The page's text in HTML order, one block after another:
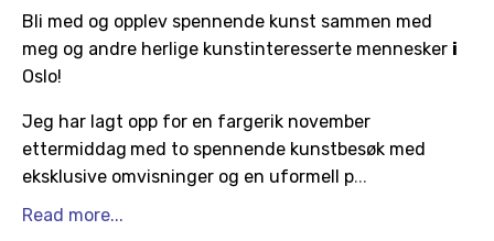
Bli med og opplev spennende kunst sammen med
meg og andre herlige kunstinteresserte mennesker i
Oslo!
Jeg har lagt opp for en fargerik november
ettermiddag med to spennende kunstbesøk med
eksklusive omvisninger og en uformell p...
Read more...